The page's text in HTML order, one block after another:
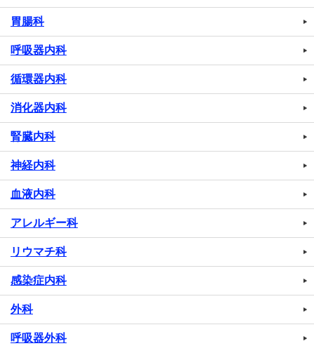
胃腸科
呼吸器内科
循環器内科
消化器内科
腎臓内科
神経内科
血液内科
アレルギー科
リウマチ科
感染症内科
外科
呼吸器外科